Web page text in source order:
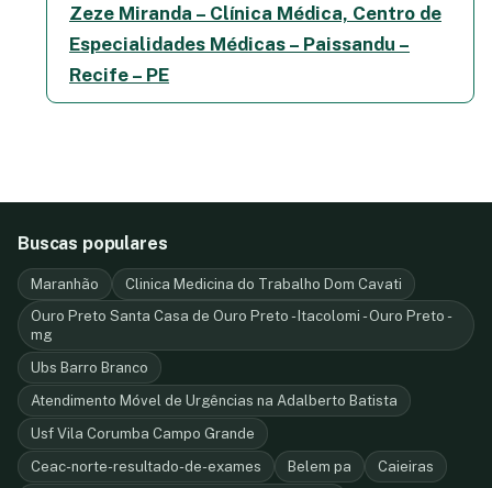
Zeze Miranda – Clínica Médica, Centro de
Especialidades Médicas – Paissandu –
Recife – PE
Buscas populares
Maranhão
Clinica Medicina do Trabalho Dom Cavati
Ouro Preto Santa Casa de Ouro Preto - Itacolomi - Ouro Preto -
mg
Ubs Barro Branco
Atendimento Móvel de Urgências na Adalberto Batista
Usf Vila Corumba Campo Grande
Ceac-norte-resultado-de-exames
Belem pa Caieiras